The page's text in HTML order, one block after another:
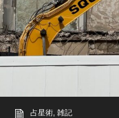
占星術 雑記